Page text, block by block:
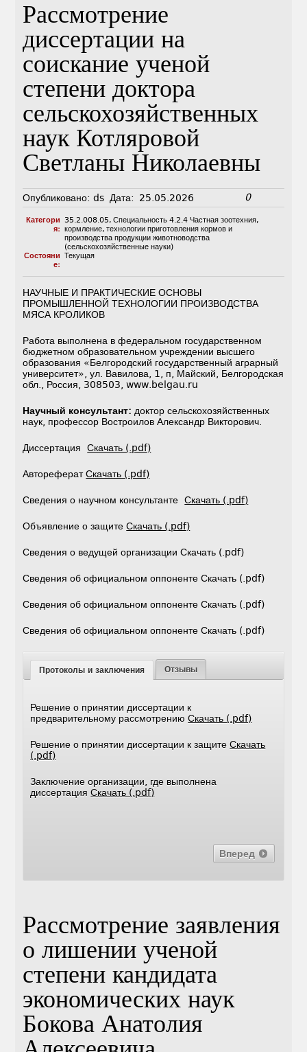
Рассмотрение
диссертации на
соискание ученой
степени доктора
сельскохозяйственных
наук Котляровой
Светланы Николаевны
Опубликовано: ds Дата: 25.05.2026 0
Категори
я:
35.2.008.05, Специальность 4.2.4 Частная зоотехния,
кормление, технологии приготовления кормов и
производства продукции животноводства
(сельскохозяйственные науки)
Состояни
е:
Текущая
НАУЧНЫЕ И ПРАКТИЧЕСКИЕ ОСНОВЫ
ПРОМЫШЛЕННОЙ ТЕХНОЛОГИИ ПРОИЗВОДСТВА
МЯСА КРОЛИКОВ
Работа выполнена в федеральном государственном
бюджетном образовательном учреждении высшего
образования «Белгородский государственный аграрный
университет», ул. Вавилова, 1, п, Майский, Белгородская
обл., Россия, 308503, www.belgau.ru
Научный консультант: доктор сельскохозяйственных
наук, профессор Востроилов Александр Викторович.
ДиссертацияСкачать (.pdf)
АвторефератСкачать (.pdf)
Сведения о научном консультантеСкачать (.pdf)
Объявление о защитеСкачать (.pdf)
Сведения о ведущей организации Скачать (.pdf)
Сведения об официальном оппоненте Скачать (.pdf)
Сведения об официальном оппоненте Скачать (.pdf)
Сведения об официальном оппоненте Скачать (.pdf)
Протоколы и заключения Отзывы
Решение о принятии диссертации к
предварительному рассмотрениюСкачать (.pdf)
Решение о принятии диссертации к защитеСкачать
(.pdf)
Заключение организации, где выполнена
диссертацияСкачать (.pdf)
Вперед
Рассмотрение заявления
о лишении ученой
степени кандидата
экономических наук
Бокова Анатолия